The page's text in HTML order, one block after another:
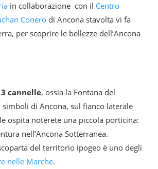
in collaborazione con il Centro
Conero di Ancona stavolta vi fa
per scoprire le bellezze dell’Ancona
cannelle, ossia la Fontana del
simboli di Ancona, sul fianco laterale
ospita noterete una piccola porticina:
nell’Ancona Sotterranea.
del territorio ipogeo è uno degli
nelle Marche.